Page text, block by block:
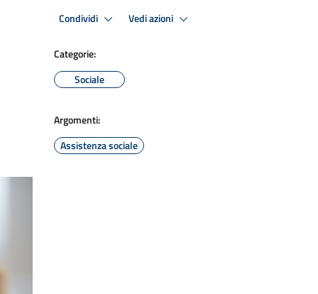
Condividi Vedi azioni
Categorie:
Sociale
Argomenti:
Assistenza sociale